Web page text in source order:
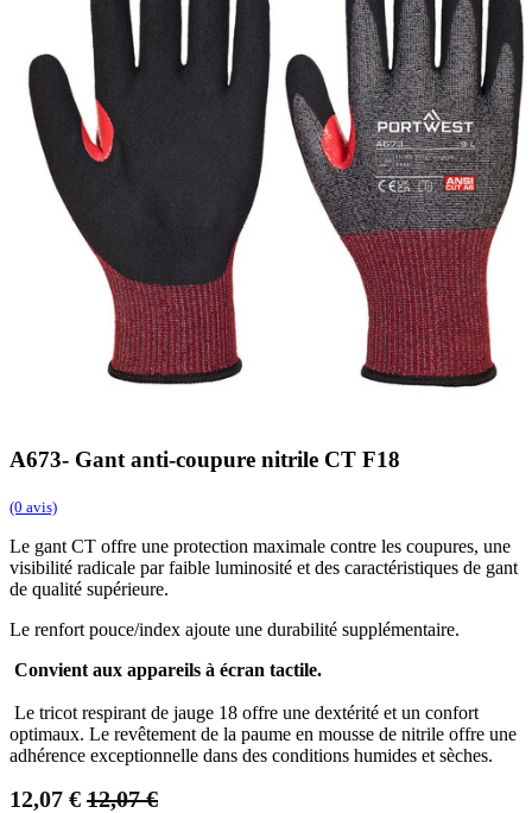
A673- Gant anti-coupure nitrile CT F18
(0 avis)
Le gant CT offre une protection maximale contre les coupures, une
visibilité radicale par faible luminosité et des caractéristiques de gant
de qualité supérieure.
Le renfort pouce/index ajoute une durabilité supplémentaire.
Convient aux appareils à écran tactile.
Le tricot respirant de jauge 18 offre une dextérité et un confort
optimaux. Le revêtement de la paume en mousse de nitrile offre une
adhérence exceptionnelle dans des conditions humides et sèches.
12,07 € 12,07€